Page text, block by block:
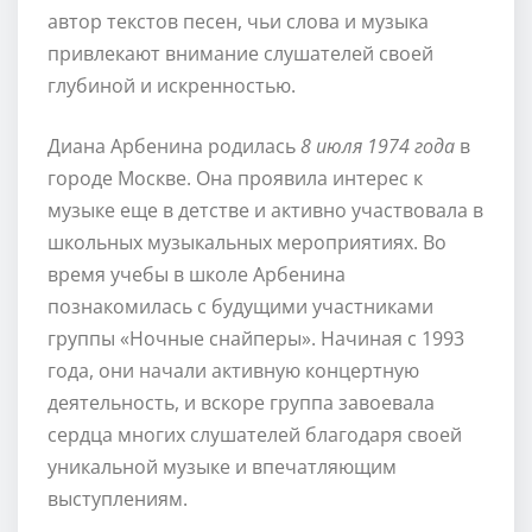
автор текстов песен, чьи слова и музыка
привлекают внимание слушателей своей
глубиной и искренностью.
Диана Арбенина родилась8 июля 1974 года в
городе Москве. Она проявила интерес к
музыке еще в детстве и активно участвовала в
школьных музыкальных мероприятиях. Во
время учебы в школе Арбенина
познакомилась с будущими участниками
группы «Ночные снайперы». Начиная с 1993
года, они начали активную концертную
деятельность, и вскоре группа завоевала
сердца многих слушателей благодаря своей
уникальной музыке и впечатляющим
выступлениям.